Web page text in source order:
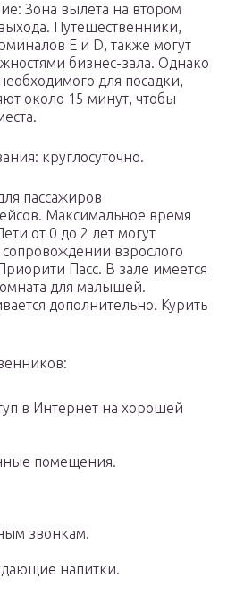
Зона вылета на втором
Путешественники,
Е и D, также могут
бизнес-зала. Однако
для посадки,
около 15 минут, чтобы
круглосуточно.
пассажиров
Максимальное время
от 0 до 2 лет могут
взрослого
Пасс. В зале имеется
для малышей.
дополнительно. Курить
в Интернет на хорошей
помещения.
звонкам.
напитки.